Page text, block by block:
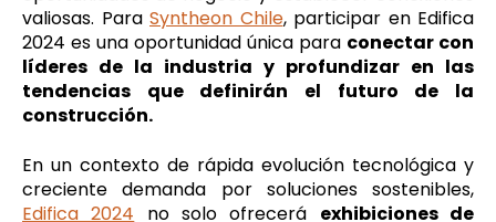
valiosas. Para Syntheon Chile, participar en Edifica
2024 es una oportunidad única para conectar con
líderes de la industria y profundizar en las
tendencias que definirán el futuro de la
construcción.
En un contexto de rápida evolución tecnológica y
creciente demanda por soluciones sostenibles,
Edifica 2024 no solo ofrecerá exhibiciones de